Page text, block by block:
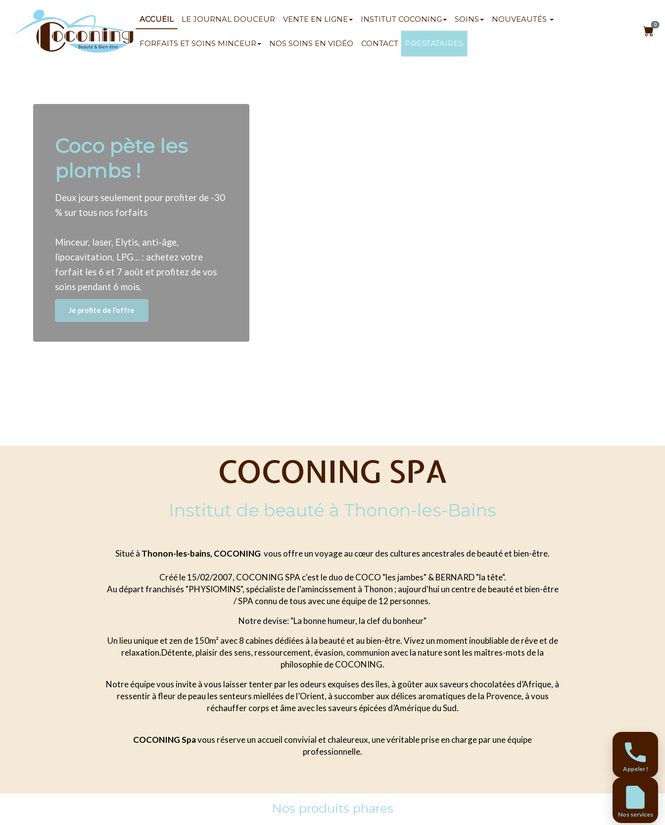
Coco pète les
plombs !
Deux jours seulement pour profiter de -30
% sur tous nos forfaits
Minceur, laser, Elytis, anti-âge,
lipocavitation, LPG... : achetez votre
forfait les 6 et 7 août et profitez de vos
soins pendant 6 mois.
Je profite de l’offre
ACCUEIL LE JOURNAL DOUCEUR VENTE EN LIGNE INSTITUT COCONING SOINS NOUVEAUTÉS
FORFAITS ET SOINS MINCEUR NOS SOINS EN VIDÉO CONTACT PRESTATAIRES
0
COCONING SPA
Institut de beauté à Thonon-les-Bains
Situé à Thonon-les-bains, COCONING vous offre un voyage au cœur des cultures ancestrales de beauté et bien-être.
Créé le 15/02/2007, COCONING SPA c'est le duo de COCO "les jambes" & BERNARD "la tête".
Au départ franchisés "PHYSIOMINS", spécialiste de l'amincissement à Thonon ; aujourd'hui un centre de beauté et bien-être
/ SPA connu de tous avec une équipe de 12 personnes.
Notre devise: "La bonne humeur, la clef du bonheur"
Un lieu unique et zen de 150m² avec 8 cabines dédiées à la beauté et au bien-être. Vivez un moment inoubliable de rêve et de
relaxation.Détente, plaisir des sens, ressourcement, évasion, communion avec la nature sont les maîtres-mots de la
philosophie de COCONING.
Notre équipe vous invite à vous laisser tenter par les odeurs exquises des îles, à goûter aux saveurs chocolatées d’Afrique, à
ressentir à fleur de peau les senteurs miellées de l’Orient, à succomber aux délices aromatiques de la Provence, à vous
réchauffer corps et âme avec les saveurs épicées d’Amérique du Sud.
COCONING Spavous réserve un accueil convivial et chaleureux, une véritable prise en charge par une équipe
professionnelle.
Nos produits phares
Appeler !
Nos services